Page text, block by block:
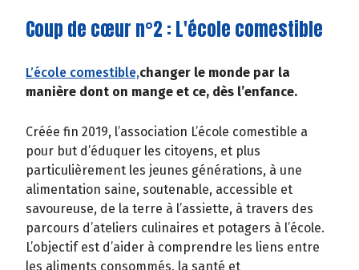
Coup de cœur n°2 : L'école comestible
L’école comestible,changer le monde par la
manière dont on mange et ce, dès l’enfance.
Créée fin 2019, l’association L’école comestible a
pour but d’éduquer les citoyens, et plus
particulièrement les jeunes générations, à une
alimentation saine, soutenable, accessible et
savoureuse, de la terre à l’assiette, à travers des
parcours d’ateliers culinaires et potagers à l’école.
L’objectif est d’aider à comprendre les liens entre
les aliments consommés, la santé et